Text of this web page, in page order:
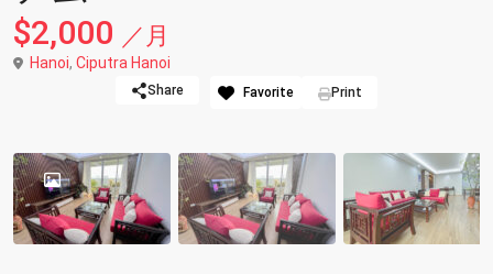
$2,000 ／月
Hanoi, Ciputra Hanoi
Share Favorite Print